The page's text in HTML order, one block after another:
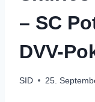
– SC
DVV-
SID 25.